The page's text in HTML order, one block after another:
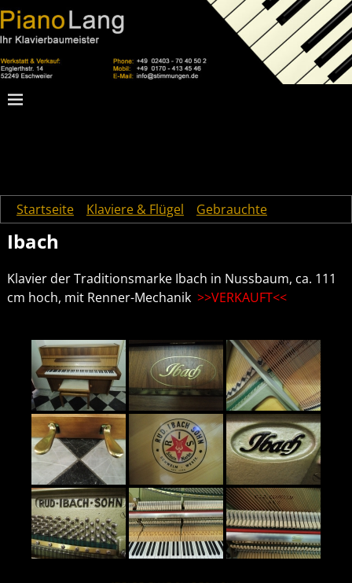
Startseite Klaviere & Flügel Gebrauchte
Ibach
Klavier der Traditionsmarke Ibach in Nussbaum, ca. 111
cm hoch, mit Renner-Mechanik >>VERKAUFT<<